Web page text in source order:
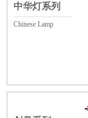
中华灯系列
Chinese Lamp